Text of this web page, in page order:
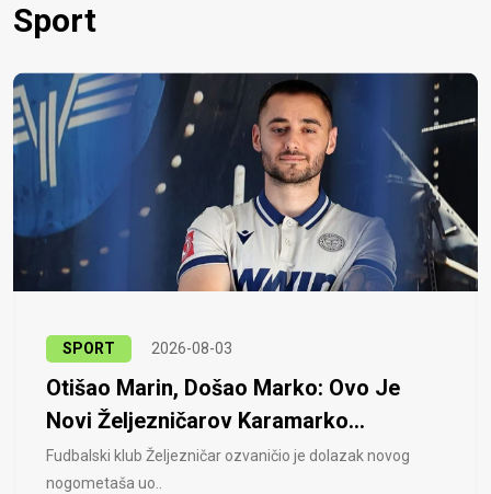
Sport
SPORT 2026-08-03
Otišao Marin, Došao Marko: Ovo Je
Novi Željezničarov Karamarko...
Fudbalski klub Željezničar ozvaničio je dolazak novog
nogometaša uo..